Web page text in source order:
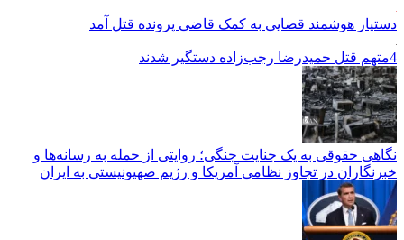
دستیار هوشمند قضایی به کمک قاضی پرونده قتل آمد
4متهم قتل حمیدرضا رجب‌زاده دستگیر شدند
نگاهی حقوقی به یک جنایت جنگی؛ روایتی از حمله به رسانه‌ها و
خبرنگاران در تجاوز نظامی آمریکا و رژیم صهیونیستی به ایران